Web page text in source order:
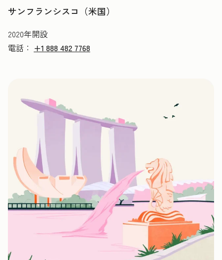
サンフランシスコ（米国）
2020年開設
電話： +1 888 482 7768